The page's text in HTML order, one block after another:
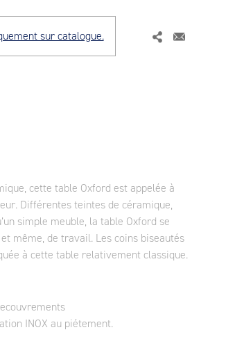
sur catalogue.
cette table Oxford est appelée à
Différentes teintes de céramique,
simple meuble, la table Oxford se
même, de travail. Les coins biseautés
à cette table relativement classique.
INOX au piétement.